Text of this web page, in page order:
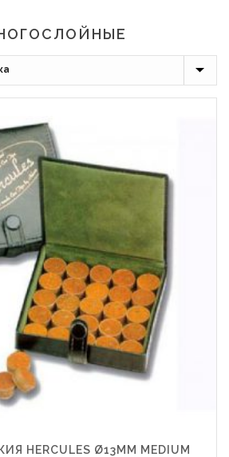
HERCULES Ø13ММ MEDIUM